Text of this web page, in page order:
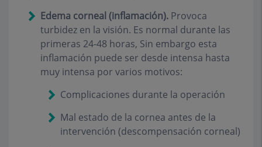
Edema corneal (inflamación). Provoca
turbidez en la visión. Es normal durante las
primeras 24-48 horas, Sin embargo esta
inflamación puede ser desde intensa hasta
muy intensa por varios motivos:
Complicaciones durante la operación
Mal estado de la cornea antes de la
intervención (descompensación corneal)